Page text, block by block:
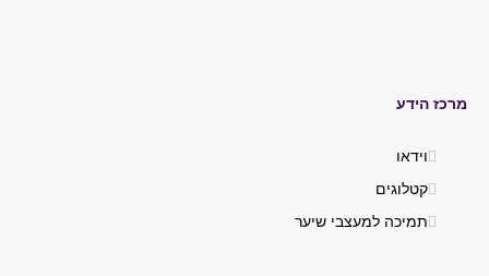
מרכז הידע
וידאו
קטלוגים
תמיכה למעצבי שיער